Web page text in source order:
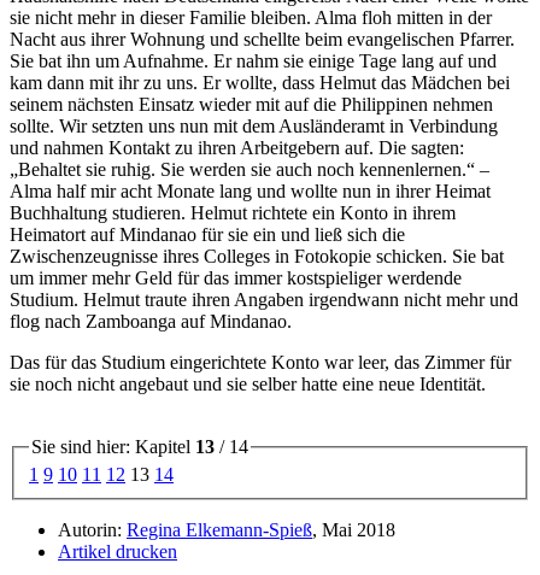
sie nicht mehr in dieser Familie bleiben. Alma floh mitten in der
Nacht aus ihrer Wohnung und schellte beim evangelischen Pfarrer.
Sie bat ihn um Aufnahme. Er nahm sie einige Tage lang auf und
kam dann mit ihr zu uns. Er wollte, dass Helmut das Mädchen bei
seinem nächsten Einsatz wieder mit auf die Philippinen nehmen
sollte. Wir setzten uns nun mit dem Ausländeramt in Verbindung
und nahmen Kontakt zu ihren Arbeitgebern auf. Die sagten:
Behaltet sie ruhig. Sie werden sie auch noch kennenlernen.
–
Alma half mir acht Monate lang und wollte nun in ihrer Heimat
Buchhaltung studieren. Helmut richtete ein Konto in ihrem
Heimatort auf Mindanao für sie ein und ließ sich die
Zwischenzeugnisse ihres Colleges in Fotokopie schicken. Sie bat
um immer mehr Geld für das immer kostspieliger werdende
Studium. Helmut traute ihren Angaben irgendwann nicht mehr und
flog nach Zamboanga auf Mindanao.
Das für das Studium eingerichtete Konto war leer, das Zimmer für
sie noch nicht angebaut und sie selber hatte eine neue Identität.
Sie sind hier: Kapitel 13 / 14
1 9 10 11 12 13 14
Autorin: Regina Elkemann-Spieß, Mai 2018
Artikel drucken